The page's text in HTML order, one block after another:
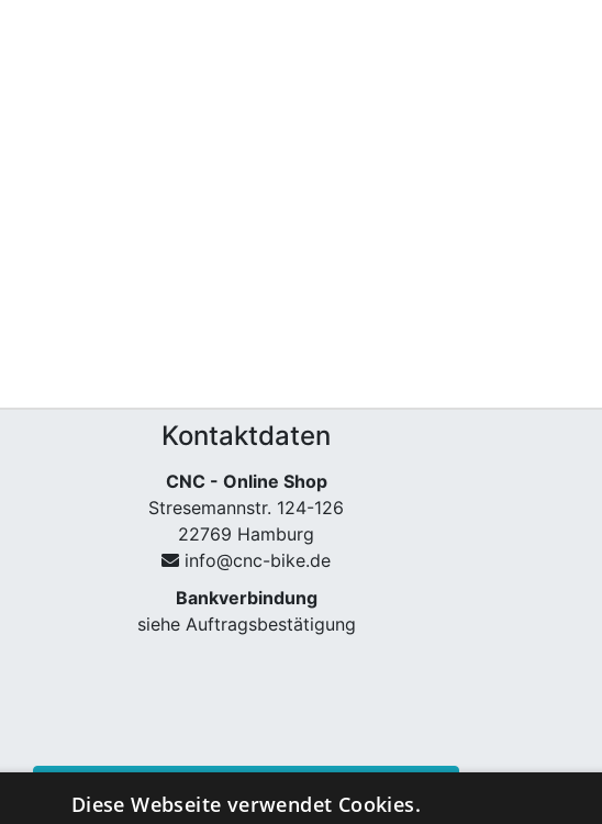
Kontaktdaten
CNC - Online Shop
Stresemannstr. 124-126
22769 Hamburg
info@cnc-bike.de
Bankverbindung
siehe Auftragsbestätigung
Diese Webseite verwendet Cookies.